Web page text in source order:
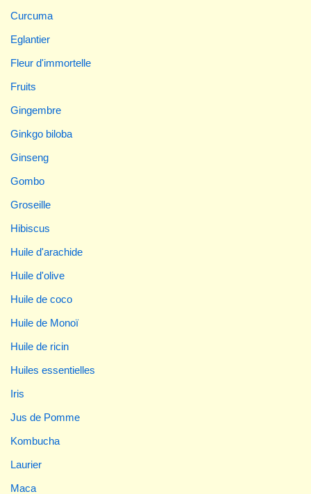
Curcuma
Eglantier
Fleur d'immortelle
Fruits
Gingembre
Ginkgo biloba
Ginseng
Gombo
Groseille
Hibiscus
Huile d'arachide
Huile d'olive
Huile de coco
Huile de Monoï
Huile de ricin
Huiles essentielles
Iris
Jus de Pomme
Kombucha
Laurier
Maca